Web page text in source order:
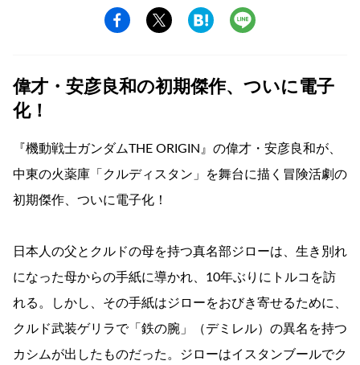
偉才・安彦良和の初期傑作、ついに電子
化！
『機動戦士ガンダムTHE ORIGIN』の偉才・安彦良和が、
中東の火薬庫「クルディスタン」を舞台に描く冒険活劇の
初期傑作、ついに電子化！
日本人の父とクルドの母を持つ真名部ジローは、生き別れ
になった母からの手紙に導かれ、10年ぶりにトルコを訪
れる。しかし、その手紙はジローをおびき寄せるために、
クルド武装ゲリラで「鉄の腕」（デミレル）の異名を持つ
カシムが出したものだった。ジローはイスタンブールでク